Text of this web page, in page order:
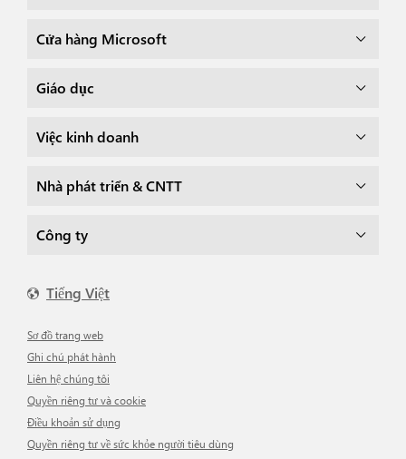
Cửa hàng Microsoft
Giáo dục
Việc kinh doanh
Nhà phát triển & CNTT
Công ty
Tiếng Việt
Sơ đồ trang web
Ghi chú phát hành
Liên hệ chúng tôi
Quyền riêng tư và cookie
Điều khoản sử dụng
Quyền riêng tư về sức khỏe người tiêu dùng